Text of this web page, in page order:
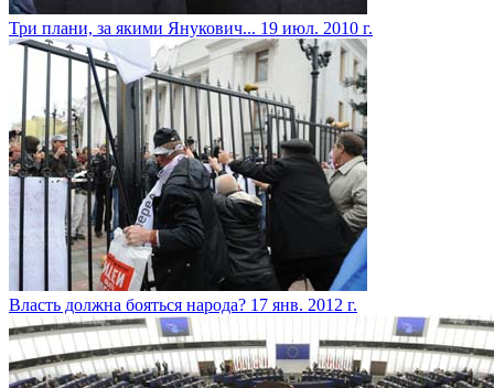
Три плани, за якими Янукович... 19 июл. 2010 г.
Власть должна бояться народа? 17 янв. 2012 г.